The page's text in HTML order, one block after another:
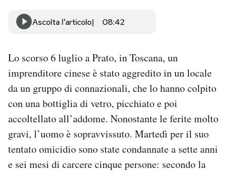
Area Personale
Newsletter
Notifiche mobile
Regala il Post
Hai bisogno di aiuto?
Esci
Ascolta l'articolo 08:42
Lo scorso 6 luglio a Prato, in Toscana, un
imprenditore cinese è stato aggredito in un locale
da un gruppo di connazionali, che lo hanno colpito
con una bottiglia di vetro, picchiato e poi
accoltellato all’addome. Nonostante le ferite molto
gravi, l’uomo è sopravvissuto. Martedì per il suo
tentato omicidio sono state condannate a sette anni
e sei mesi di carcere cinque persone: secondo la